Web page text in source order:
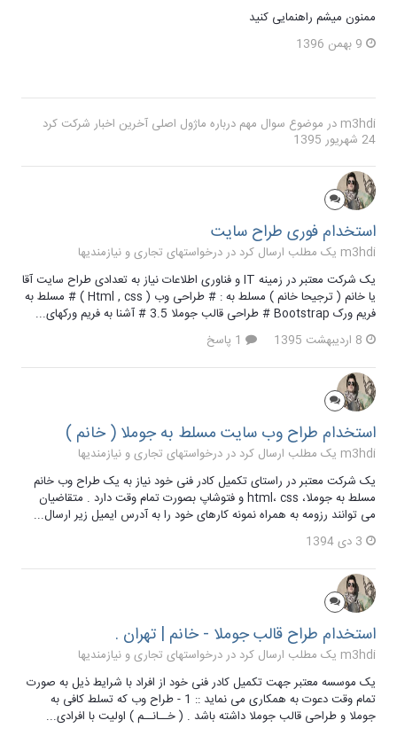
ممنون میشم راهنمایی کنید
9 بهمن 1396
m3hdi در موضوع سوال مهم درباره ماژول اصلی آخرین اخبار شرکت کرد
24 شهریور 1395
استخدام فوری طراح سایت
m3hdi یک مطلب ارسال کرد در
درخواستهای تجاری و نیازمندیها
یک شرکت معتبر در زمینه IT و فناوری اطلاعات نیاز به تعدادی طراح سایت آقا
یا خانم ( ترجیحا خانم ) مسلط به : # طراحی وب ( Html , css ) # مسلط به
فریم ورک Bootstrap # طراحی قالب جوملا 3.5 # آشنا به فریم ورکهای...
8 اردیبهشت 1395
استخدام طراح وب سایت مسلط به جوملا ( خانم )
m3hdi یک مطلب ارسال کرد در
درخواستهای تجاری و نیازمندیها
یک شرکت معتبر در راستای تکمیل کادر فنی خود نیاز به یک طراح وب خانم
مسلط به جوملا، html، css و فتوشاپ بصورت تمام وقت دارد . متقاضیان
می توانند رزومه به همراه نمونه کارهای خود را به آدرس ایمیل زیر ارسال...
3 دی 1394
استخدام طراح قالب جوملا - خانم | تهران .
m3hdi یک مطلب ارسال کرد در
درخواستهای تجاری و نیازمندیها
یک موسسه معتبر جهت تکمیل کادر فنی خود از افراد با شرایط ذیل به صورت
تمام وقت دعوت به همکاری می نماید :: 1 - طراح وب که تسلط کافی به
جوملا و طراحی قالب جوملا داشته باشد . ( خــانــم ) اولیت با افرادی...